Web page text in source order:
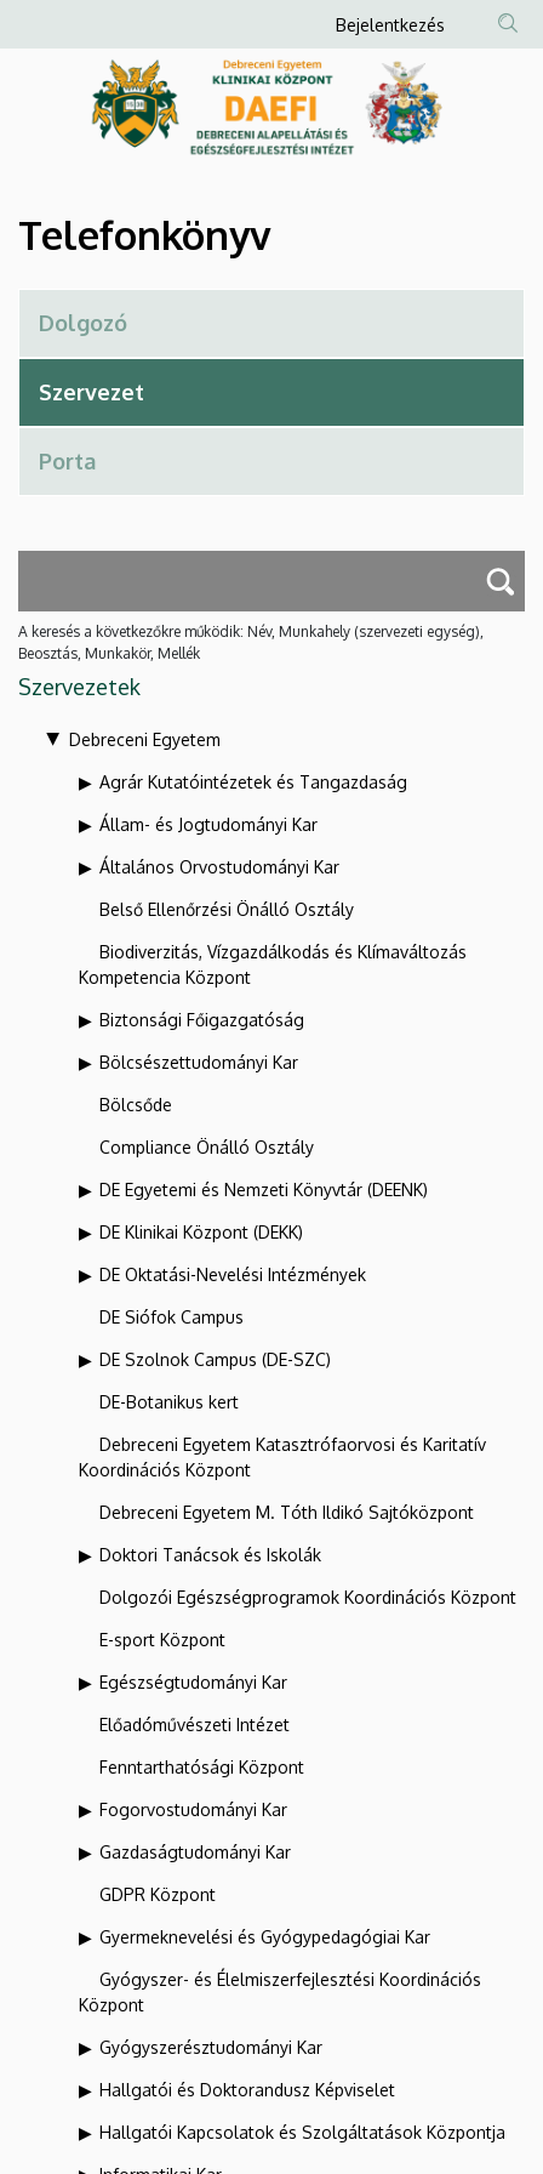
Debreceni
és
Egészségfejlesztési
Intézet
a
Anonim
Felhasználói
fiók
menüje
Bejelentkezés
Telefonkönyv
A keresés a következőkre működik: Név, Munkahely (szervezeti egység),
Beosztás, Munkakör, Mellék
Szervezetek
Debreceni Egyetem
Agrár Kutatóintézetek és Tangazdaság
Állam- és Jogtudományi Kar
Általános Orvostudományi Kar
Belső Ellenőrzési Önálló Osztály
Biodiverzitás, Vízgazdálkodás és Klímaváltozás
Kompetencia Központ
Biztonsági Főigazgatóság
Bölcsészettudományi Kar
Bölcsőde
Compliance Önálló Osztály
DE Egyetemi és Nemzeti Könyvtár (DEENK)
DE Klinikai Központ (DEKK)
DE Oktatási-Nevelési Intézmények
DE Siófok Campus
DE Szolnok Campus (DE-SZC)
DE-Botanikus kert
Debreceni Egyetem Katasztrófaorvosi és Karitatív
Koordinációs Központ
Debreceni Egyetem M. Tóth Ildikó Sajtóközpont
Doktori Tanácsok és Iskolák
Dolgozói Egészségprogramok Koordinációs Központ
E-sport Központ
Egészségtudományi Kar
Előadóművészeti Intézet
Fenntarthatósági Központ
Fogorvostudományi Kar
Gazdaságtudományi Kar
GDPR Központ
Gyermeknevelési és Gyógypedagógiai Kar
Gyógyszer- és Élelmiszerfejlesztési Koordinációs
Központ
Gyógyszerésztudományi Kar
Hallgatói és Doktorandusz Képviselet
Hallgatói Kapcsolatok és Szolgáltatások Központja